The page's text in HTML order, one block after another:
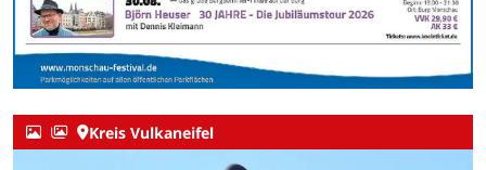
Kreis Vulkaneifel